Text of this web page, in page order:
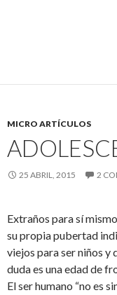
MICRO ARTÍCULOS
25 ABRIL, 2015 2
Extraños para sí
su propia pubertad
viejos para ser niños y
duda es una edad de
El ser humano “no es